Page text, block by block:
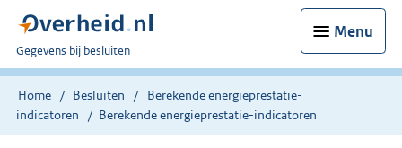
Menu
U
bent
nu
hier:
Gegevens bij besluiten
Home Besluiten
Berekende energieprestatie-
indicatoren
Berekende energieprestatie-indicatoren